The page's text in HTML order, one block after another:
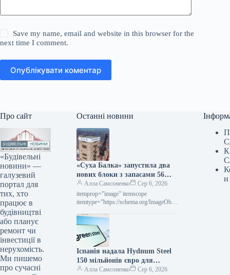
Save my name, email and website in this browser for the
next time I comment.
Опублікувати коментар
Про сайт
«Будівельні
новини» —
галузевий
портал для
тих, хто
працює в
будівництві
або планує
ремонт чи
інвестиції в
нерухомість.
Ми пишемо
про сучасні
Останні новини
«Суха Балка» запустила два
нових блоки з запасами 56
тис. тонн руди
Алла Самсоненко
Сер 6, 2026
itemprop=”image” itemscope
itemtype=”https://schema.org/ImageObje
Індустрія Суха Балка Роздрукувати
201 06 Серпня 2026 «Суха Балка»
запустила у роботу…
Іспанія надала Hydnum Steel
150 мільйонів євро для
спорудження підприємства з
Алла Самсоненко Сер 6, 2026
и